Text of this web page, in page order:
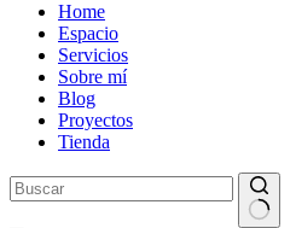
Home
Espacio
Servicios
Sobre mí
Blog
Proyectos
Tienda